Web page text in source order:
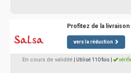
Profitez de la livraison
vers la réduction
En cours de validité | Utilisé 110 fois